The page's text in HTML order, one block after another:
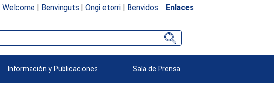
Welcome| Benvinguts | Ongi etorri| Benvidos Enlaces
Información y Publicaciones Sala de Prensa